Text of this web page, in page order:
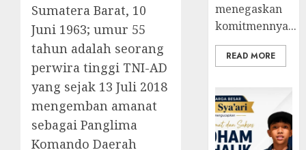
Sumatera Barat, 10
Juni 1963; umur 55
tahun adalah seorang
perwira tinggi TNI-AD
yang sejak 13 Juli 2018
mengemban amanat
sebagai Panglima
Komando Daerah
menegaskan
komitmennya...
READ MORE